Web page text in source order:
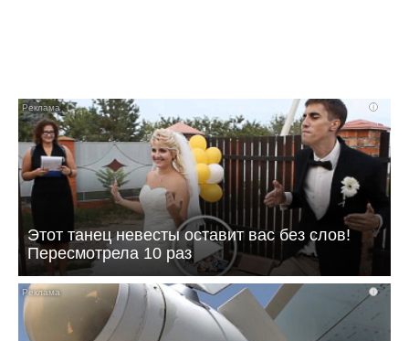
i
Этот танец невесты оставит вас без слов!
Пересмотрела 10 раз
i